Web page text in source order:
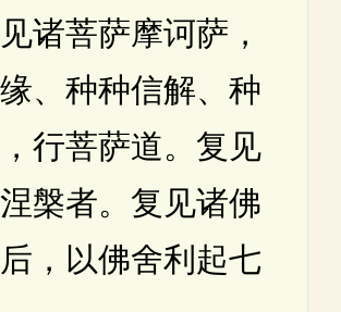
诸菩萨摩诃萨，
、种种信解、种
行菩萨道。复见
槃者。复见诸佛
，以佛舍利起七